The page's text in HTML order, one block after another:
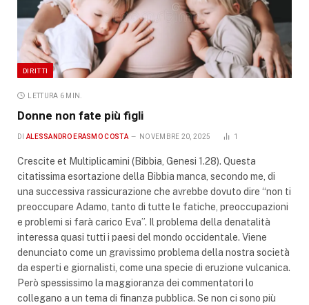
DIRITTI
LETTURA 6 MIN.
Donne non fate più figli
DI ALESSANDRO ERASMO COSTA NOVEMBRE 20, 2025 1
Crescite et Multiplicamini (Bibbia, Genesi 1.28). Questa
citatissima esortazione della Bibbia manca, secondo me, di
una successiva rassicurazione che avrebbe dovuto dire “non ti
preoccupare Adamo, tanto di tutte le fatiche, preoccupazioni
e problemi si farà carico Eva”. Il problema della denatalità
interessa quasi tutti i paesi del mondo occidentale. Viene
denunciato come un gravissimo problema della nostra società
da esperti e giornalisti, come una specie di eruzione vulcanica.
Però spessissimo la maggioranza dei commentatori lo
collegano a un tema di finanza pubblica. Se non ci sono più